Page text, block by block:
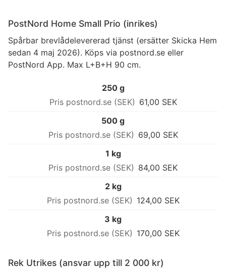
PostNord Home Small Prio (inrikes)
Spårbar brevlådelevererad tjänst (ersätter Skicka Hem
sedan 4 maj 2026). Köps via postnord.se eller
PostNord App. Max L+B+H 90 cm.
250 g
61,00 SEK
500 g
69,00 SEK
1 kg
84,00 SEK
2 kg
124,00 SEK
3 kg
170,00 SEK
Rek Utrikes (ansvar upp till 2 000 kr)